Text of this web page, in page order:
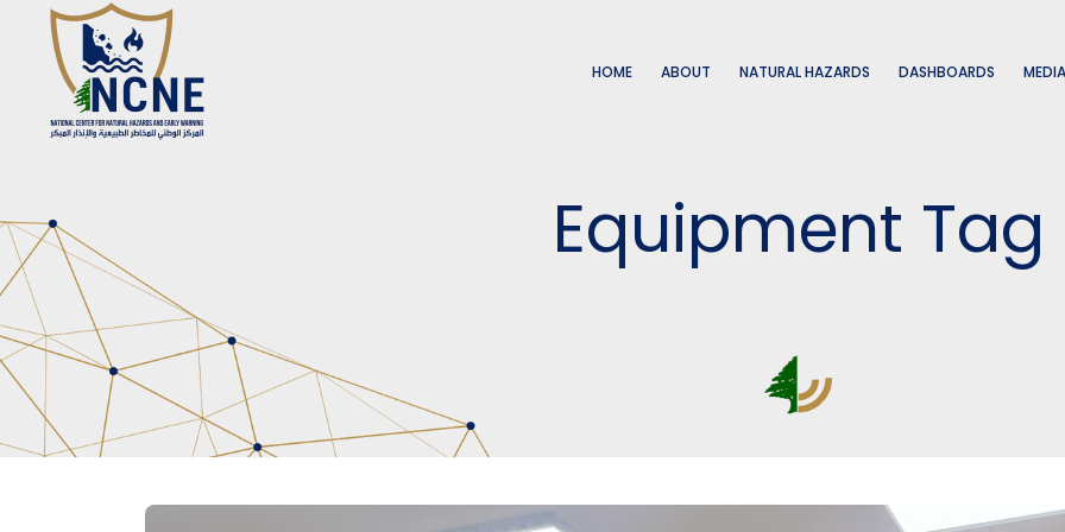
HOME ABOUT NATURAL HAZARDS DASHBOARDS MEDIA
Equipment Tag